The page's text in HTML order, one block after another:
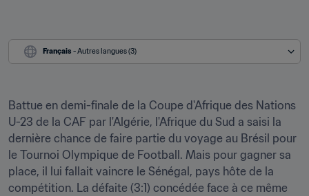
Français - Autres langues (3)
Battue en demi-finale de la Coupe d'Afrique des Nations
U-23 de la CAF par l'Algérie, l'Afrique du Sud a saisi la
dernière chance de faire partie du voyage au Brésil pour
le Tournoi Olympique de Football. Mais pour gagner sa
place, il lui fallait vaincre le Sénégal, pays hôte de la
compétition. La défaite (3:1) concédée face à ce même